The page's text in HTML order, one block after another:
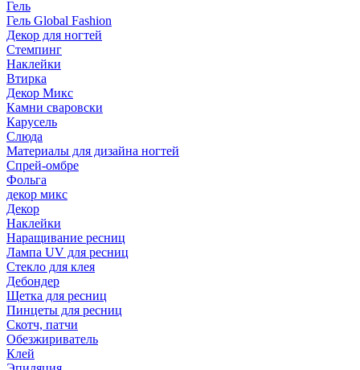
Гель
Гель Global Fashion
Декор для ногтей
Стемпинг
Наклейки
Втирка
Декор Микс
Камни сваровски
Карусель
Слюда
Материалы для дизайна ногтей
Спрей-омбре
Фольга
декор микс
Декор
Наклейки
Наращивание ресниц
Лампа UV для ресниц
Стекло для клея
Дебондер
Щетка для ресниц
Пинцеты для ресниц
Скотч, патчи
Обезжириватель
Клей